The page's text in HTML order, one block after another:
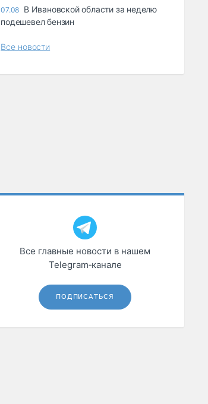
07.08 В Ивановской области за неделю
подешевел бензин
Все новости
Все главные новости в нашем
Telegram‑канале
ПОДПИСАТЬСЯ